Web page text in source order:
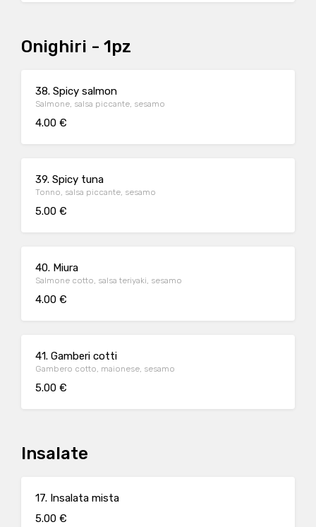
Onighiri - 1pz
38. Spicy salmon
Salmone, salsa piccante, sesamo
4.00 €
39. Spicy tuna
Tonno, salsa piccante, sesamo
5.00 €
40. Miura
Salmone cotto, salsa teriyaki, sesamo
4.00 €
41. Gamberi cotti
Gambero cotto, maionese, sesamo
5.00 €
Insalate
17. Insalata mista
5.00 €